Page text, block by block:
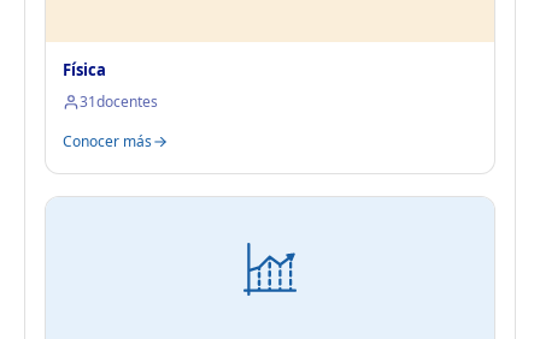
Física
31docentes
Conocer más